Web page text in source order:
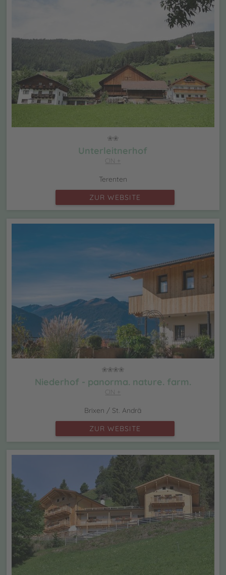
Unterleitnerhof
CIN +
Terenten
ZUR WEBSITE
Niederhof - panorma. nature. farm.
CIN +
Brixen / St. Andrä
ZUR WEBSITE